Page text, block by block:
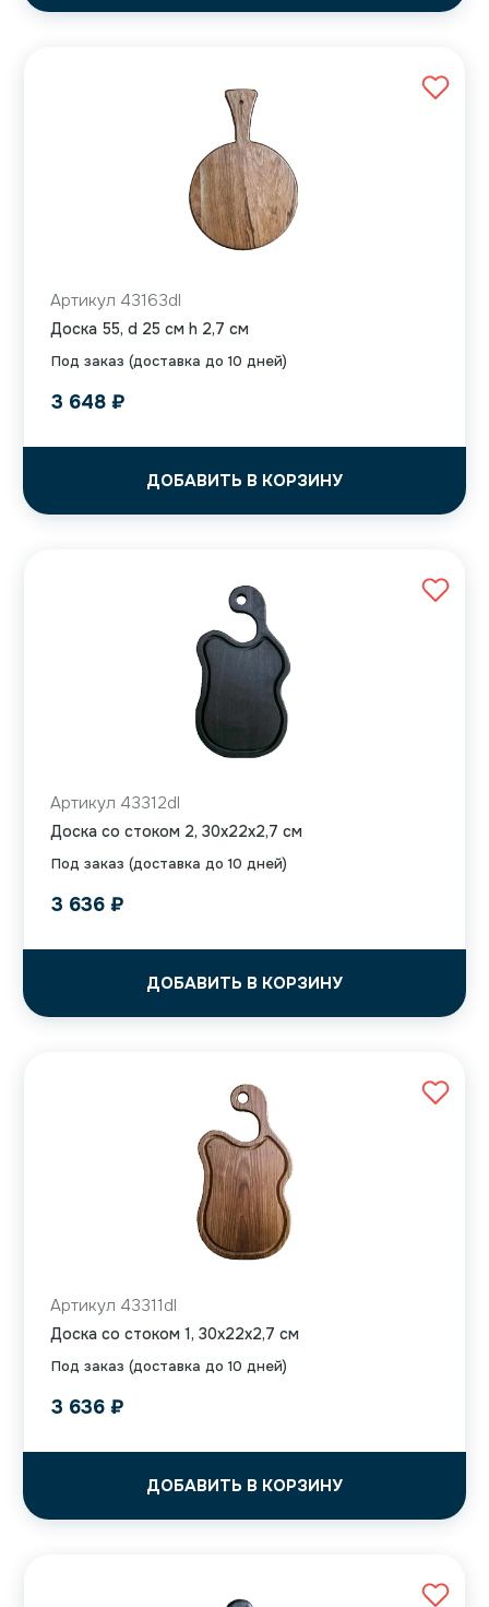
Под заказ (доставка до 10 дней)
Артикул 43163dl
Доска 55, d 25 см h 2,7 см
3 648 ₽
ДОБАВИТЬ В КОРЗИНУ
Под заказ (доставка до 10 дней)
Артикул 43312dl
Доска со стоком 2, 30x22x2,7 см
3 636 ₽
ДОБАВИТЬ В КОРЗИНУ
Под заказ (доставка до 10 дней)
Артикул 43311dl
Доска со стоком 1, 30x22x2,7 см
3 636 ₽
ДОБАВИТЬ В КОРЗИНУ